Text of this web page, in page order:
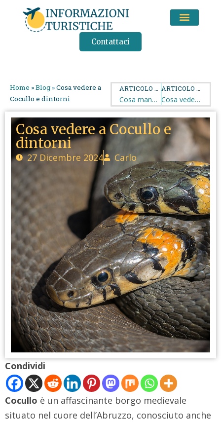
Contattaci
Home »Blog »Cosa vedere a
Cocullo e dintorni
ARTICOLO PRECEDENTE
Cosa mangiare a Tropea: piatti tipici e cibo del luogo
ARTICOLO SUCCESSIVO
Cosa vedere e fare a Tropea: 11 idee imperdibili
Cosa vedere a Cocullo e
dintorni
27 Dicembre 2024 Carlo
Condividi
Cocullo è un affascinante borgo medievale
situato nel cuore dell’Abruzzo, conosciuto anche